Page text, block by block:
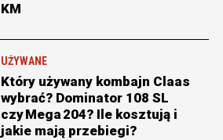
KM
UŻYWANE
Który używany kombajn Claas
wybrać? Dominator 108 SL
czy Mega 204? Ile kosztują i
jakie mają przebiegi?